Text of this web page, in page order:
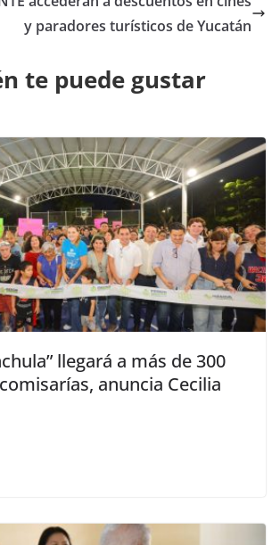
y paradores turísticos de Yucatán
te puede gustar
llegará a más de 300
anuncia Cecilia